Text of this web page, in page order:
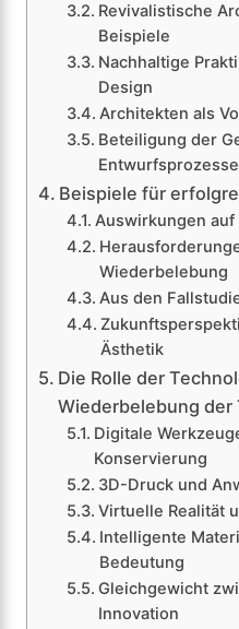
Revivalistische
Beispiele
Nachhaltige
Design
Architekten als
Beteiligung der
Beispiele für
Auswirkungen
Wiederbelebung
Aus den
Ästhetik
Die Rolle der
Wiederbelebung der
Digitale
Konservierung
3D-Druck und
Virtuelle Realität
Intelligente
Bedeutung
Gleichgewicht
Innovation